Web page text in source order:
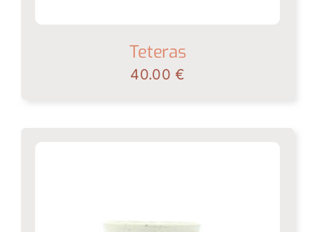
Teteras
40.00€